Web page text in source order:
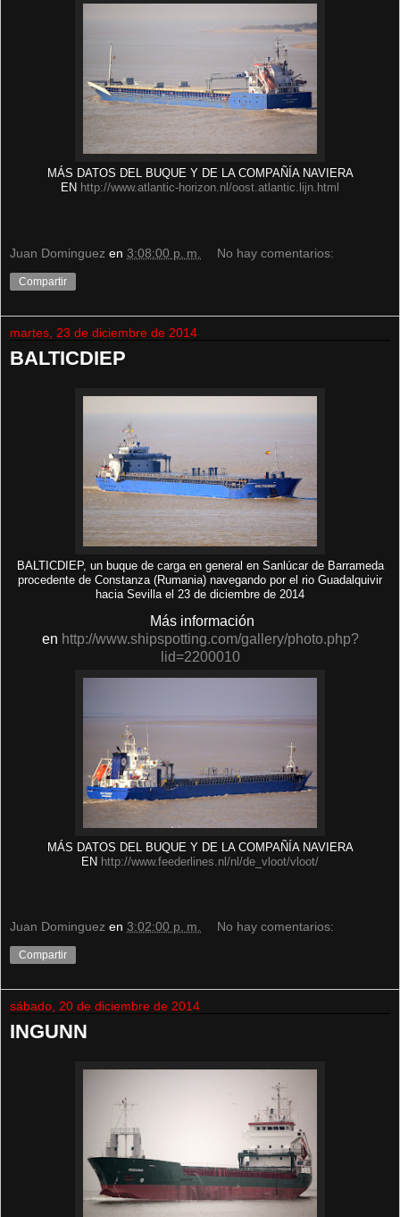
MÁS DATOS DEL BUQUE Y DE LA COMPAÑÍA NAVIERA
EN http://www.atlantic-horizon.nl/oost.atlantic.lijn.html
Juan Dominguez en 3:08:00 p. m. No hay comentarios:
Compartir
martes, 23 de diciembre de 2014
BALTICDIEP
BALTICDIEP, un buque de carga en general en Sanlúcar de Barrameda
procedente de Constanza (Rumania) navegando por el rio Guadalquivir
hacia Sevilla el 23 de diciembre de 2014
Más información
en http://www.shipspotting.com/gallery/photo.php?
lid=2200010
MÁS DATOS DEL BUQUE Y DE LA COMPAÑÍA NAVIERA
EN http://www.feederlines.nl/nl/de_vloot/vloot/
Juan Dominguez en 3:02:00 p. m. No hay comentarios:
Compartir
sábado, 20 de diciembre de 2014
INGUNN